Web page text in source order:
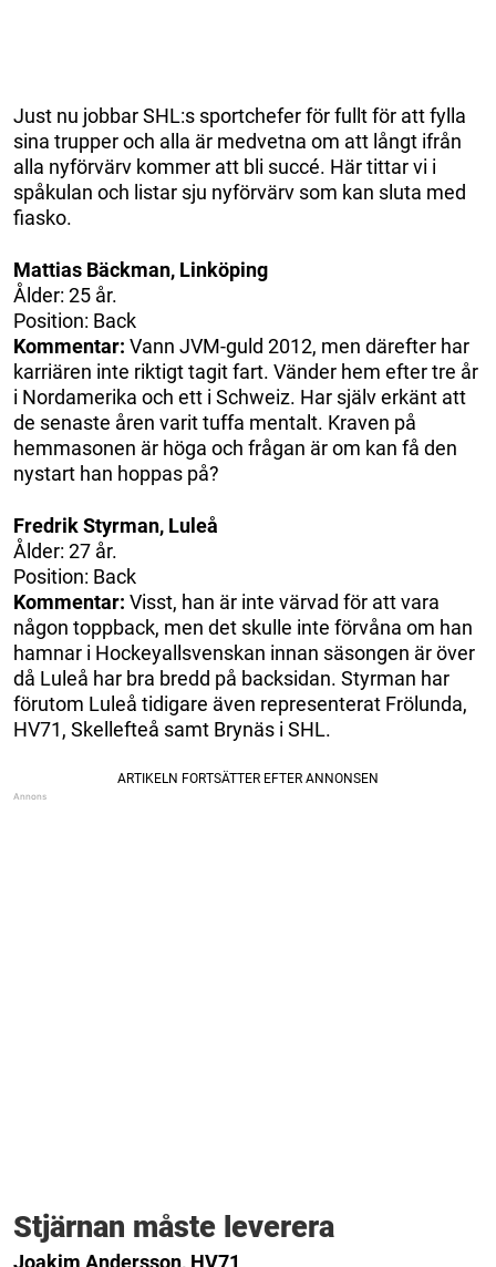
Just nu jobbar SHL:s sportchefer för fullt för att fylla
sina trupper och alla är medvetna om att långt ifrån
alla nyförvärv kommer att bli succé. Här tittar vi i
spåkulan och listar sju nyförvärv som kan sluta med
fiasko.
Mattias Bäckman, Linköping
Ålder: 25 år.
Position: Back
Kommentar: Vann JVM-guld 2012, men därefter har
karriären inte riktigt tagit fart. Vänder hem efter tre år
i Nordamerika och ett i Schweiz. Har själv erkänt att
de senaste åren varit tuffa mentalt. Kraven på
hemmasonen är höga och frågan är om kan få den
nystart han hoppas på?
Fredrik Styrman, Luleå
Ålder: 27 år.
Position: Back
Kommentar: Visst, han är inte värvad för att vara
någon toppback, men det skulle inte förvåna om han
hamnar i Hockeyallsvenskan innan säsongen är över
då Luleå har bra bredd på backsidan. Styrman har
förutom Luleå tidigare även representerat Frölunda,
HV71, Skellefteå samt Brynäs i SHL.
Stjärnan måste leverera
Joakim Andersson, HV71